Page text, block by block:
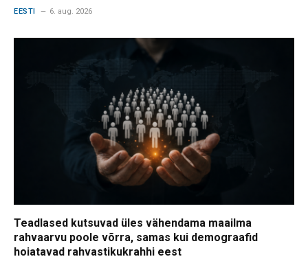
EESTI 6. aug. 2026
Teadlased kutsuvad üles vähendama maailma
rahvaarvu poole võrra, samas kui demograafid
hoiatavad rahvastikukrahhi eest